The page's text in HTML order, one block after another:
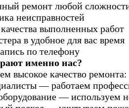
ремонт любой
неисправностей
выполненных работ
в удобное для вас время
по телефону
именно нас?
высокое качество ремонта:
— работаем
— используем